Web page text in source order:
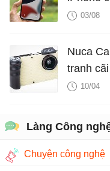
hiểm?
03/08
Nuca
tranh cãi
10/04
Làng Công
Chuyện công nghệ